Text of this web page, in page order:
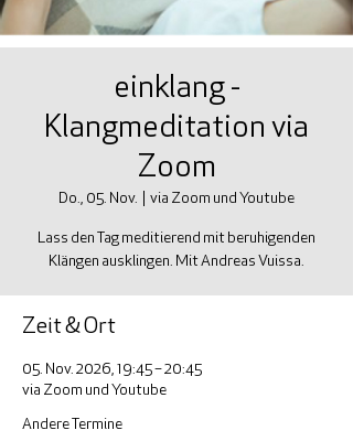
einklang -
Klangmeditation via
Zoom
Do., 05. Nov. via Zoom und Youtube
Lass den Tag meditierend mit beruhigenden
Klängen ausklingen. Mit Andreas Vuissa.
Zeit & Ort
05. Nov. 2026, 19:45 – 20:45
via Zoom und Youtube
Andere Termine